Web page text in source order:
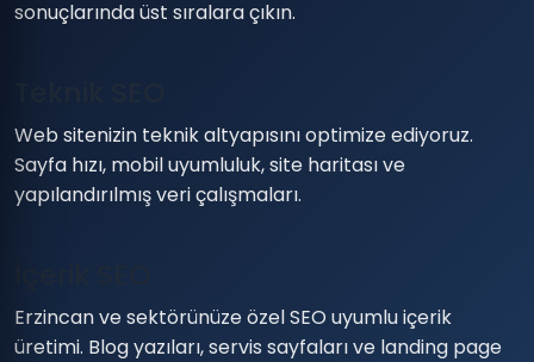
sonuçlarında üst sıralara çıkın.
Web sitenizin teknik altyapısını optimize ediyoruz.
Sayfa hızı, mobil uyumluluk, site haritası ve
yapılandırılmış veri çalışmaları.
Erzincan ve sektörünüze özel SEO uyumlu içerik
üretimi. Blog yazıları, servis sayfaları ve landing page